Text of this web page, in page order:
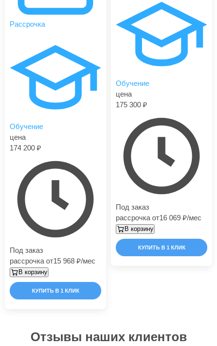
Рассрочка
Обучение
цена
174 200
Под заказ
рассрочка от15 968 /мес
В корзину
КУПИТЬ В 1 КЛИК
Обучение
цена
175 300
Под заказ
рассрочка от16 069 /мес
В корзину
КУПИТЬ В 1 КЛИК
Отзывы наших клиентов